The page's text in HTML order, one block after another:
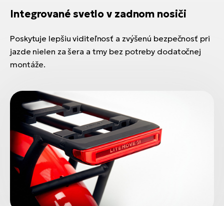
Integrované svetlo v zadnom nosiči
Poskytuje lepšiu viditeľnosť a zvýšenú bezpečnosť pri
jazde nielen za šera a tmy bez potreby dodatočnej
montáže.